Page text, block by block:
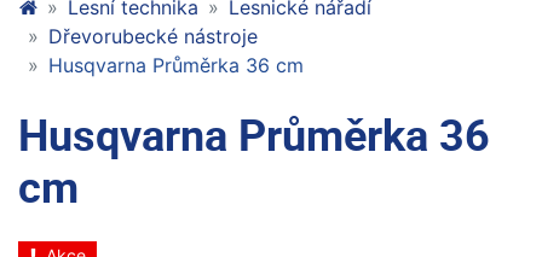
Lesní technika
Lesnické nářadí
Dřevorubecké nástroje
Husqvarna Průměrka 36 cm
Husqvarna Průměrka 36
cm